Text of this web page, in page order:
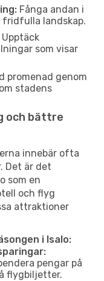
Fånga andan i
fridfulla landskap.
Upptäck
som visar
promenad genom
stadens
och bättre
innebär ofta
Det är det
som en
och flyg
attraktioner
i Isalo:
pengar på
flygbiljetter.